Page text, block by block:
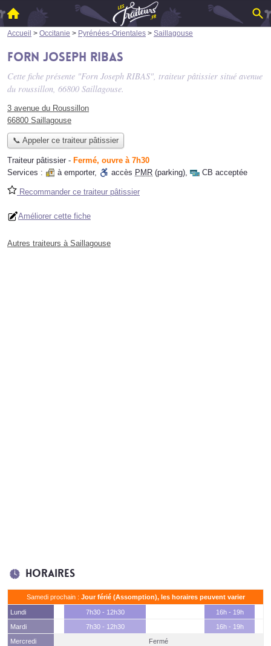
Accueil > Occitanie > Pyrénées-Orientales > Saillagouse
Forn Joseph RIBAS
Cette fiche présente "Forn Joseph RIBAS", traiteur pâtissier situé avenue
du roussillon, 66800 Saillagouse.
3 avenue du Roussillon
66800 Saillagouse
📞 Appeler ce traiteur pâtissier
Traiteur pâtissier - Fermé, ouvre à 7h30
Services :
à emporter, accès PMR (parking), CB acceptée
Recommander ce traiteur pâtissier
Améliorer cette fiche
Autres traiteurs à Saillagouse
Horaires
Samedi prochain : Jour férié (Assomption), les horaires peuvent varier
Lundi 7h30 - 12h30
16h - 19h
Mardi
7h30 - 12h30
16h - 19h
Mercredi
Fermé